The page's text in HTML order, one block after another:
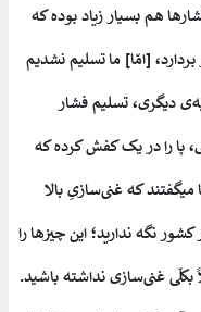
هم بسیار زیاد بوده که
[امّا] ما تسلیم نشدیم
دیگری، تسلیم فشار
پا را در یک کفش کرده که
میگفتند که غنی‌سازیِ بالا
نگه‌ ندارید؛ این چیزها را
بکلّی غنی‌سازی نداشته باشید.